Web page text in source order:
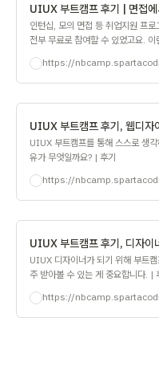
UIUX 부트캠프 후기 | 면접
인턴십, 모의 면접 등 취업지원 프
전부 무료로 참여할 수 있었고요.
죠. | 후기
https://
UIUX 부트캠프 후기, 웹디
UIUX 부트캠프를 통해 스스로 생
유가 무엇일까요? | 후기
https://
UIUX 디자이너가 되기 위해 부트
주 받아볼 수 있는 게 중요합니다. |
https://